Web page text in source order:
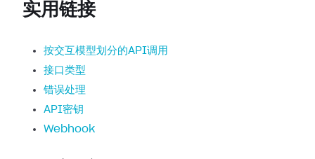
实用链接
按交互模型划分的API调用
接口类型
错误处理
API密钥
Webhook